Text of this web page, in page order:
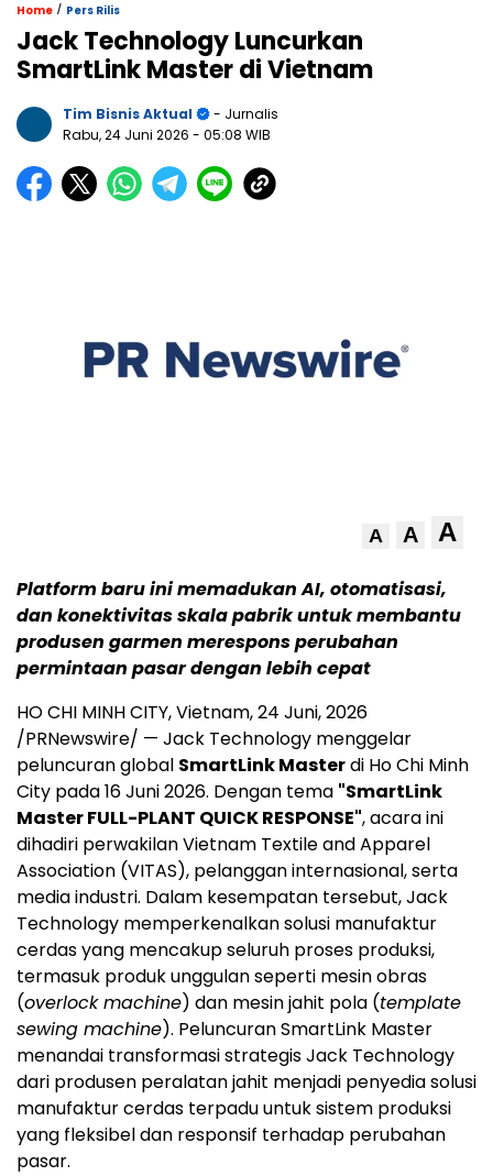
Home / Pers Rilis
Jack Technology Luncurkan
SmartLink Master di Vietnam
Tim Bisnis Aktual
- Jurnalis
Rabu, 24 Juni 2026 - 05:08 WIB
A A A
Platform baru ini memadukan AI, otomatisasi,
dan konektivitas skala pabrik untuk membantu
produsen garmen merespons perubahan
permintaan pasar dengan lebih cepat
HO CHI MINH CITY, Vietnam,24 Juni, 2026
/PRNewswire/ — Jack Technology menggelar
peluncuran global SmartLink Masterdi Ho Chi Minh
City pada 16 Juni 2026. Dengan tema "SmartLink
Master FULL-PLANT QUICK RESPONSE", acara ini
dihadiri perwakilan Vietnam Textile and Apparel
Association (VITAS), pelanggan internasional, serta
media industri. Dalam kesempatan tersebut, Jack
Technology memperkenalkan solusi manufaktur
cerdas yang mencakup seluruh proses produksi,
termasuk produk unggulan seperti mesin obras
(overlock machine) dan mesin jahit pola (template
sewing machine). Peluncuran SmartLink Master
menandai transformasi strategis Jack Technology
dari produsen peralatan jahit menjadi penyedia solusi
manufaktur cerdas terpadu untuk sistem produksi
yang fleksibel dan responsif terhadap perubahan
pasar.